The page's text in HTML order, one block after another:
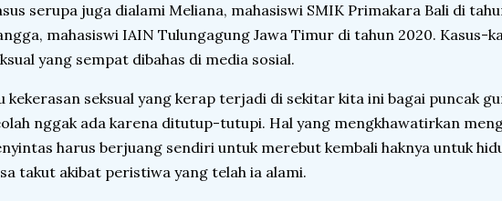
serupa juga dialami Meliana, mahasiswi SMIK Primakara Bali di
mahasiswi IAIN Tulungagung Jawa Timur di tahun 2020. Kasus-
yang sempat dibahas di media sosial.
kekerasan seksual yang kerap terjadi di sekitar kita ini bagai puncak
nggak ada karena ditutup-tutupi. Hal yang mengkhawatirkan
harus berjuang sendiri untuk merebut kembali haknya untuk
takut akibat peristiwa yang telah ia alami.